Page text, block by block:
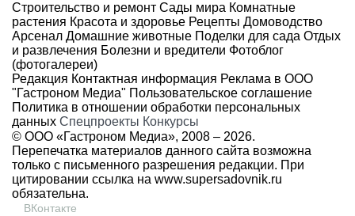
Строительство и ремонт Сады мира Комнатные
растения Красота и здоровье Рецепты Домоводство
Арсенал Домашние животные Поделки для сада Отдых
и развлечения Болезни и вредители Фотоблог
(фотогалереи)
Редакция Контактная информация Реклама в ООО
"Гастроном Медиа" Пользовательское соглашение
Политика в отношении обработки персональных
данных Спецпроекты Конкурсы
© ООО «Гастроном Медиа», 2008 – 2026.
Перепечатка материалов данного сайта возможна
только с письменного разрешения редакции. При
цитировании ссылка на www.supersadovnik.ru
обязательна.
ВКонтакте